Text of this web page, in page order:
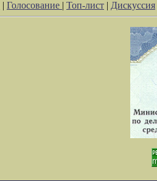
| Голосование | Топ-лист | Дискуссия